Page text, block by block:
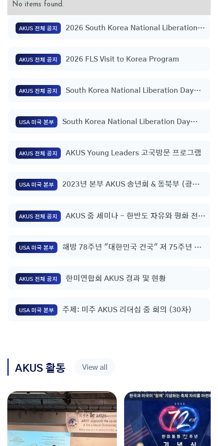
No items found.
AKUS 전체 공지
2026 South Korea National Liberation
AKUS 전체 공지 2026 FLS Visit to Korea Program
AKUS 전체 공지
South Korea National Liberation Day
USA 미국 본부
South Korea National Liberation Day
AKUS 전체 공지 AKUS Young Leaders 고국방문 프로그램
USA 미국 본부
2023년 본부 AKUS 송년회 & 동북부 (광역)
AKUS 전체 공지
AKUS 줌 세미나 - 한반도 자유와 평화 전략
USA 미국 본부
해방 78주년 "대한민국 건국" 저 75주년 기
AKUS 전체 공지 한미연합회 AKUS 경과 및 현황
USA 미국 본부 주제: 미주 AKUS 리더십 줌 회의 (30차)
AKUS 활동 View all